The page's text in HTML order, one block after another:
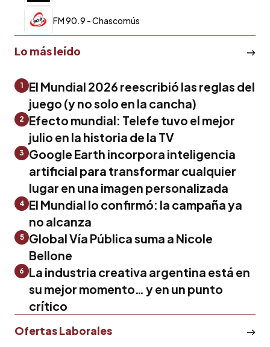
FM 90.9 - Chascomús
Lo más leído
1
El Mundial 2026 reescribió las reglas del
juego (y no solo en la cancha)
2
Efecto mundial: Telefe tuvo el mejor
julio en la historia de la TV
3
Google Earth incorpora inteligencia
artificial para transformar cualquier
lugar en una imagen personalizada
4 El Mundial lo confirmó: la campaña ya
no alcanza
5
Global Vía Pública suma a Nicole
Bellone
6
La industria creativa argentina está en
su mejor momento… y en un punto
crítico
Ofertas Laborales